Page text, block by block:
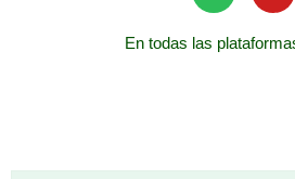
En todas las